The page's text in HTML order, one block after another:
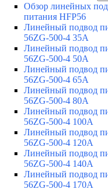
Обзор линейных
питания HFP56
Линейный подвод
56ZG-500-4 35A
Линейный подвод
56ZG-500-4 50A
Линейный подвод
56ZG-500-4 65A
Линейный подвод
56ZG-500-4 80A
Линейный подвод
56ZG-500-4 100A
Линейный подвод
56ZG-500-4 120A
Линейный подвод
56ZG-500-4 140A
Линейный подвод
56ZG-500-4 170A